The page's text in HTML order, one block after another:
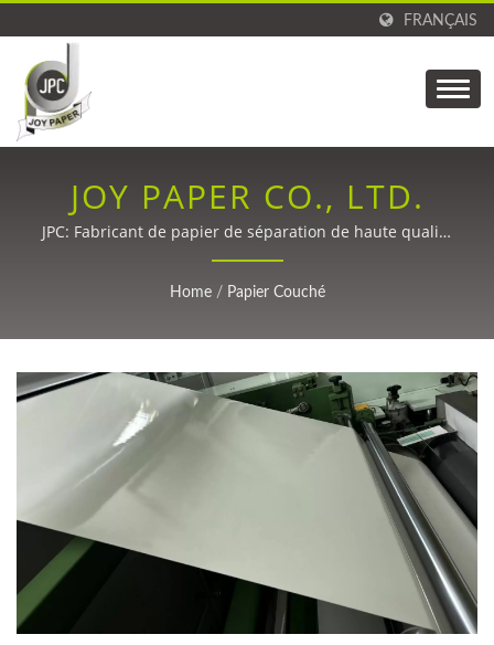
FRANÇAIS
JOY PAPER CO., LTD.
JPC: Fabricant de papier de séparation de haute qualité
avec des décennies d'expertise.
Home / Papier Couché